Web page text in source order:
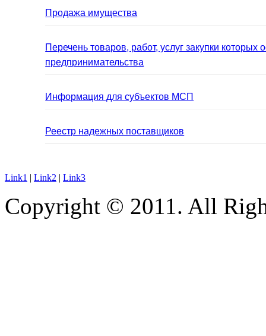
Продажа имущества
Перечень товаров, работ, услуг закупки
предпринимательства
Информация для субъектов МСП
Реестр надежных поставщиков
Link1 | Link2 | Link3
Copyright © 2011. All